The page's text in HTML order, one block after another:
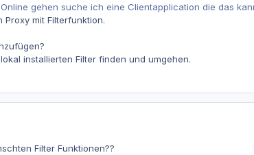
gehen suche ich eine Clientapplication die das
mit Filterfunktion.
installierten Filter finden und umgehen.
Filter Funktionen??